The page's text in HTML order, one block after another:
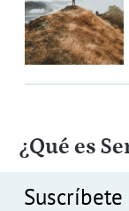
¿Qué es